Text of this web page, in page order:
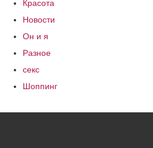
Красота
Новости
Он и я
Разное
секс
Шоппинг